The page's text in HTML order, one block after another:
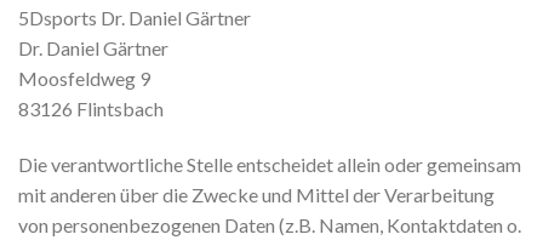
5Dsports Dr. Daniel Gärtner
Dr. Daniel Gärtner
Moosfeldweg 9
83126 Flintsbach
Die verantwortliche Stelle entscheidet allein oder gemeinsam
mit anderen über die Zwecke und Mittel der Verarbeitung
von personenbezogenen Daten (z.B. Namen, Kontaktdaten o.